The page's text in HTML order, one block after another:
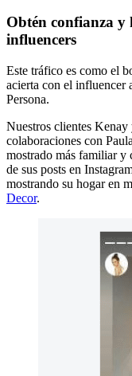
Obtén confianza y
influencers
Este tráfico es como el
acierta con el influencer
Persona.
Nuestros clientes
colaboraciones con
mostrado más familiar y
de sus posts en
mostrando su hogar en
Decor.